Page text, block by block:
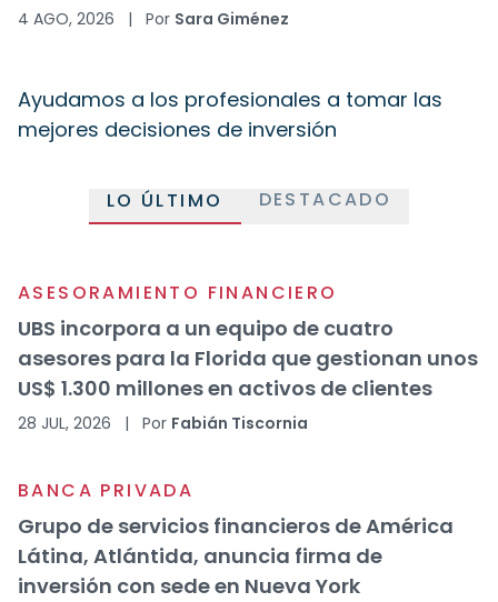
4 AGO, 2026 | Por Sara Giménez
Ayudamos a los profesionales a tomar las
mejores decisiones de inversión
LO ÚLTIMO DESTACADO
ASESORAMIENTO FINANCIERO
UBS incorpora a un equipo de cuatro
asesores para la Florida que gestionan unos
US$ 1.300 millones en activos de clientes
28 JUL, 2026 | Por Fabián Tiscornia
BANCA PRIVADA
Grupo de servicios financieros de América
Látina, Atlántida, anuncia firma de
inversión con sede en Nueva York